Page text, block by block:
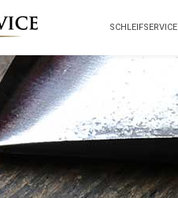
SCHLEIFSERVICE